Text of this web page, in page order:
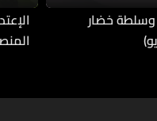
وسلطة خضار